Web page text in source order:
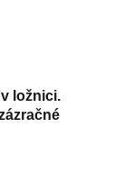
ložnici.